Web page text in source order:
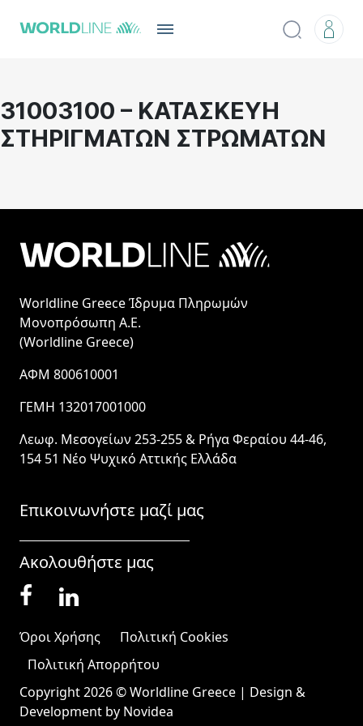
31003100 – ΚΑΤΑΣΚΕΥΗ
ΣΤΗΡΙΓΜΑΤΩΝ ΣΤΡΩΜΑΤΩΝ
Worldline Greece Ίδρυμα Πληρωμών
Μονοπρόσωπη Α.Ε.
(Worldline Greece)
ΑΦΜ 800610001
ΓΕΜΗ 132017001000
Λεωφ. Μεσογείων 253-255 & Ρήγα Φεραίου 44-46,
154 51 Νέο Ψυχικό Αττικής Ελλάδα
Επικοινωνήστε μαζί μας
Ακολουθήστε μας
Όροι Χρήσης
Πολιτική Cookies
Πολιτική Απορρήτου
Copyright 2026 © Worldline Greece | Design &
Development by Novidea